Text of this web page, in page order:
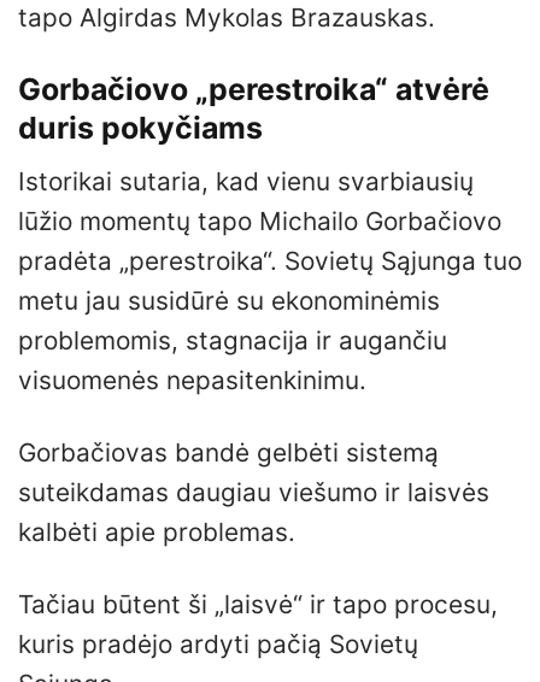
tapo Algirdas Mykolas Brazauskas.
Gorbačiovo „perestroika“ atvėrė
duris pokyčiams
Istorikai sutaria, kad vienu svarbiausių
lūžio momentų tapo Michailo Gorbačiovo
pradėta „perestroika“. Sovietų Sąjunga tuo
metu jau susidūrė su ekonominėmis
problemomis, stagnacija ir augančiu
visuomenės nepasitenkinimu.
Gorbačiovas bandė gelbėti sistemą
suteikdamas daugiau viešumo ir laisvės
kalbėti apie problemas.
Tačiau būtent ši „laisvė“ ir tapo procesu,
kuris pradėjo ardyti pačią Sovietų